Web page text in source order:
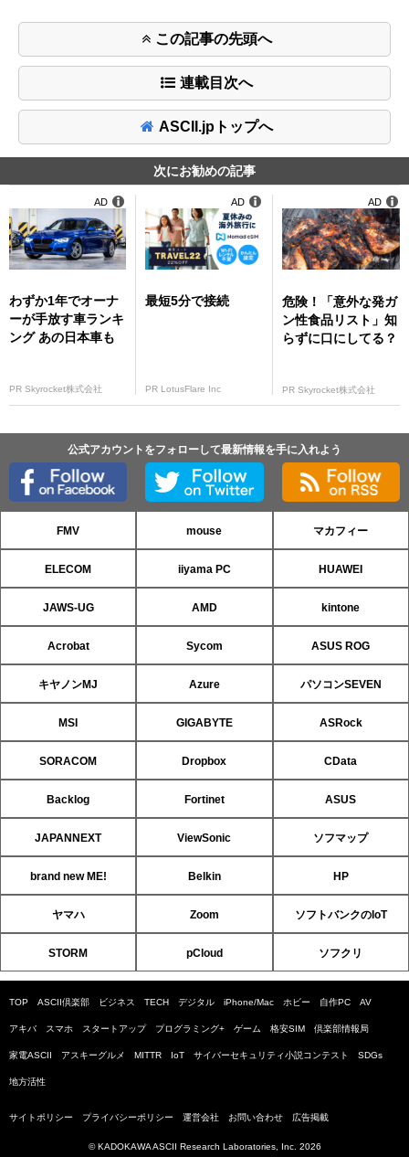
この記事の先頭へ
連載目次へ
ASCII.jpトップへ
次にお勧めの記事
わずか1年でオーナ
ーが手放す車ランキ
ング あの日本車も
PR Skyrocket株式会社
AD
最短5分で接続
PR LotusFlare Inc
AD
危険！「意外な発ガ
ン性食品リスト」知
らずに口にしてる？
PR Skyrocket株式会社
AD
公式アカウントをフォローして最新情報を手に入れよう
FMV mouse マカフィー
ELECOM iiyama PC HUAWEI
JAWS-UG AMD kintone
Acrobat Sycom ASUS ROG
キヤノンMJ Azure パソコンSEVEN
MSI GIGABYTE ASRock
SORACOM Dropbox CData
Backlog Fortinet ASUS
JAPANNEXT ViewSonic ソフマップ
brand new ME! Belkin HP
ヤマハ Zoom ソフトバンクのIoT
STORM pCloud ソフクリ
TOP ASCII倶楽部 ビジネス TECH デジタル iPhone/Mac ホビー 自作PC AV
アキバ スマホ スタートアップ プログラミング+ ゲーム 格安SIM 倶楽部情報局
家電ASCII アスキーグルメ MITTR IoT サイバーセキュリティ小説コンテスト SDGs
地方活性
サイトポリシー プライバシーポリシー 運営会社 お問い合わせ 広告掲載
© KADOKAWA ASCII Research Laboratories, Inc. 2026